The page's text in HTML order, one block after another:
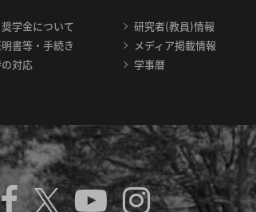
学金について
書等・手続き
対応
研究者(教員)情報
メディア掲載情報
学事暦